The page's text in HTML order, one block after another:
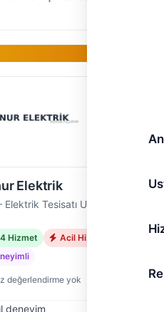
Elektrik
Tesisatı Ustası
Hizmet
Acil Hizmet
değerlendirme yok
deneyim